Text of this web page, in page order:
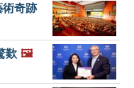
術奇跡
歎 🖼️